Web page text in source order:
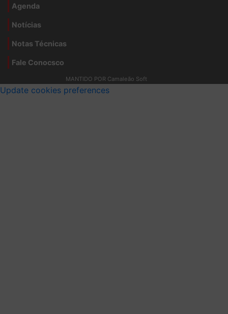
Agenda
Notícias
Notas Técnicas
Fale Conocsco
MANTIDO POR Camaleão Soft
Update cookies preferences